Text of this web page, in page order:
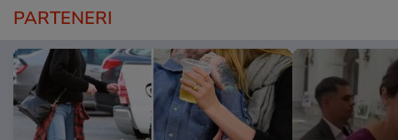
PARTENERI